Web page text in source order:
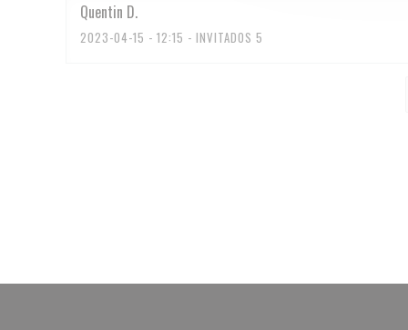
Quentin D
2023-04-15 - 12:15 - INVITADOS 5